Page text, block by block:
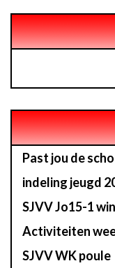
Past jou de
indeling jeugd
SJVV Jo15-1
Activiteiten
SJVV WK poule